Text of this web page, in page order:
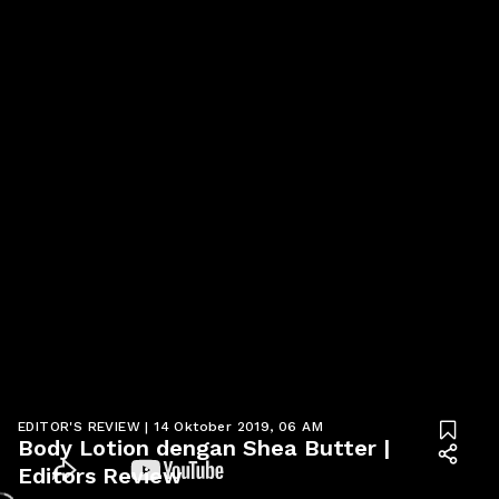
EDITOR'S REVIEW | 14 Oktober 2019, 06 AM
Body Lotion dengan Shea Butter |
Editors Review

